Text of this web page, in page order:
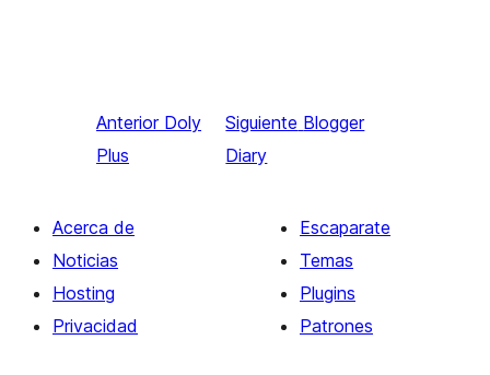
Anterior Doly
Plus
Siguiente Blogger
Diary
Acerca de
Noticias
Hosting
Privacidad
Escaparate
Temas
Plugins
Patrones